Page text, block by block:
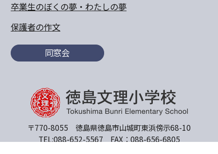
卒業生のぼくの夢・わたしの夢
保護者の作文
同窓会
〒770-8055 徳島県徳島市山城町東浜傍示68-10
TEL:088-652-5567 FAX：088-656-6805